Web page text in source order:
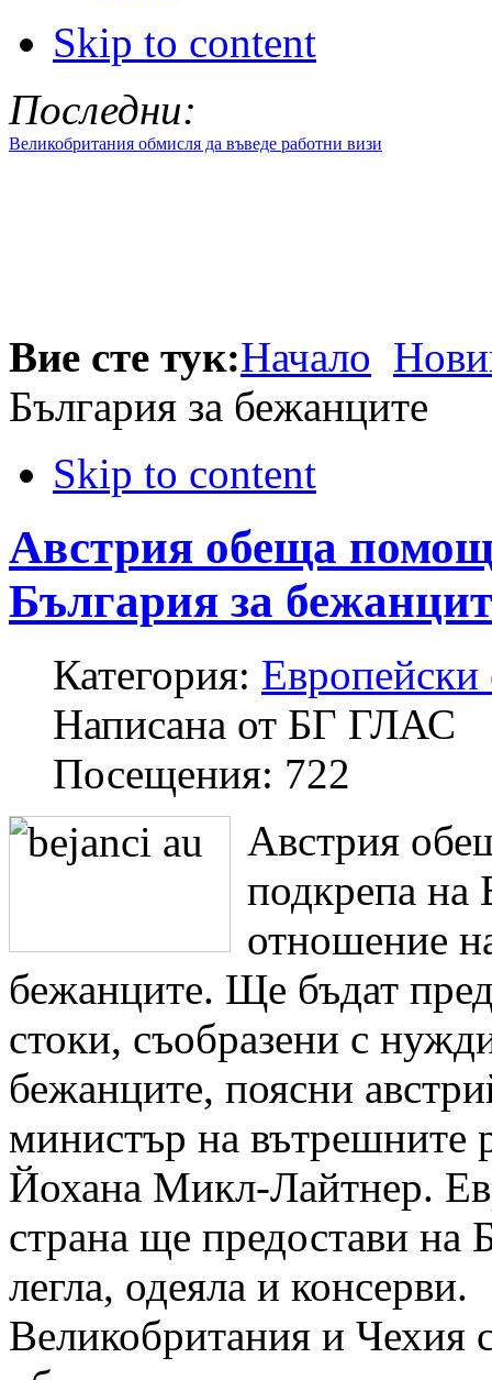
Skip to content
Последни:
Великобритания обмисля да въведе работни визи
Вие сте тук:Начало
България за бежанците
Skip to content
Австрия обеща
България за
Категория: Европейски
Написана от БГ ГЛАС
Посещения: 722
Австрия
подкрепа на
отношение
бежанците. Ще бъдат
стоки, съобразени с
бежанците, поясни
министър на вътрешните
Йохана Микл-Лайтнер.
страна ще предостави на
легла, одеяла и консерви.
Великобритания и Чехия